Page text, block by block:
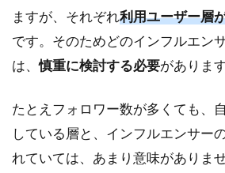
ますが、それぞれ利用ユーザー層
です。そのためどのインフルエン
は、慎重に検討する必要があります
たとえフォロワー数が多くても、
している層と、インフルエンサー
れていては、あまり意味がありま